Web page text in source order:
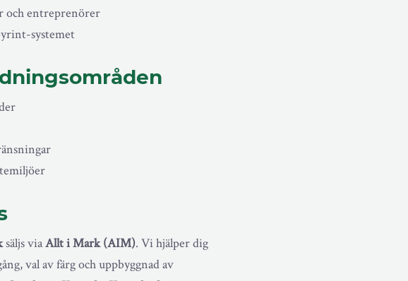
och entreprenörer
systemet
säljs viaAllt i Mark (AIM). Vi hjälper dig
val av färg och uppbyggnad av